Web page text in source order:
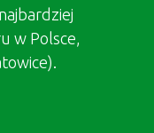
w Polsce,